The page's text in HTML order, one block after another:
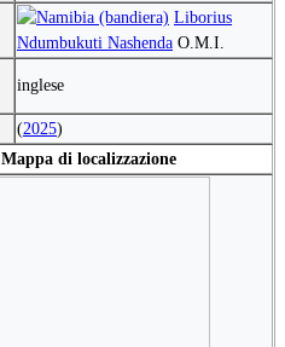
Liborius
Ndumbukuti Nashenda O.M.I.
inglese
(2025)
Mappa di localizzazione